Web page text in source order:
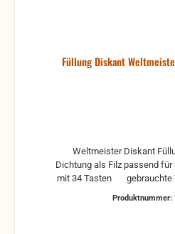
Füllung Diskant
Dichtung als Filz passend für 3-chörige Instrumente
mit 34 Tasten gebrauchte Teile können optische
Produktnummer: